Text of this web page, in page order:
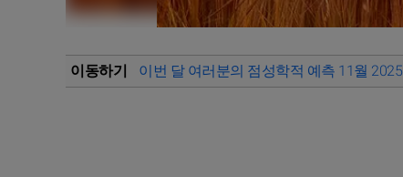
이동하기 이번 달 여러분의 점성학적 예측 11월 2025